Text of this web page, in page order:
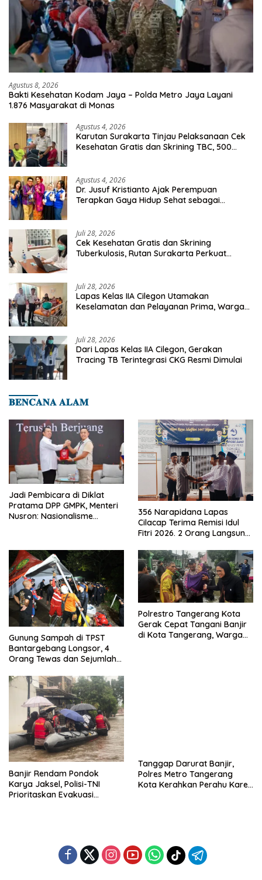
Agustus 8, 2026
Bakti Kesehatan Kodam Jaya – Polda Metro Jaya Layani
1.876 Masyarakat di Monas
Agustus 4, 2026
Karutan Surakarta Tinjau Pelaksanaan Cek
Kesehatan Gratis dan Skrining TBC, 500
Agustus 4, 2026
Dr. Jusuf Kristianto Ajak Perempuan
Terapkan Gaya Hidup Sehat sebagai
Juli 28, 2026
Cek Kesehatan Gratis dan Skrining
Tuberkulosis, Rutan Surakarta Perkuat
Juli 28, 2026
Lapas Kelas IIA Cilegon Utamakan
Keselamatan dan Pelayanan Prima, Warga
Juli 28, 2026
Dari Lapas Kelas IIA Cilegon, Gerakan
Tracing TB Terintegrasi CKG Resmi Dimulai
𝐁𝐄𝐍𝐂𝐀𝐍𝐀 𝐀𝐋𝐀𝐌
Jadi Pembicara di Diklat
Pratama DPP GMPK, Menteri
Nusron: Nasionalisme
356 Narapidana Lapas
Cilacap Terima Remisi Idul
Fitri 2026. 2 Orang Langsung
Gunung Sampah di TPST
Bantargebang Longsor, 4
Orang Tewas dan Sejumlah
Polrestro Tangerang Kota
Gerak Cepat Tangani Banjir
di Kota Tangerang, Warga
Banjir Rendam Pondok
Karya Jaksel, Polisi-TNI
Prioritaskan Evakuasi
Tanggap Darurat Banjir,
Polres Metro Tangerang
Kota Kerahkan Perahu Karet